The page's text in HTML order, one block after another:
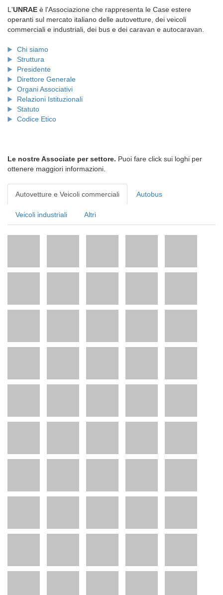
L'UNRAE è l'Associazione che rappresenta le Case estere
operanti sul mercato italiano delle autovetture, dei veicoli
commerciali e industriali, dei bus e dei caravan e autocaravan.
Chi siamo
Struttura
Presidente
Direttore Generale
Organi Associativi
Relazioni Istituzionali
Statuto
Codice Etico
Le nostre Associate per settore. Puoi fare click sui loghi per
ottenere maggiori informazioni.
Autovetture e Veicoli commerciali Autobus
Veicoli industriali Altri